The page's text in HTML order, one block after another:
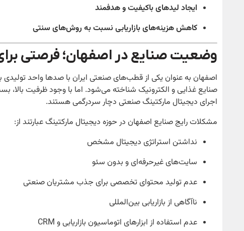
ایجاد لیدهای باکیفیت و هدفمند
کاهش هزینه‌های بازاریابی نسبت به روش‌های سنتی
وضعیت صنایع در اصفهان؛ فرصتی
اصفهان به عنوان یکی از قطب‌های صنعتی ایران با صدها واحد
صنایع غذایی و الکترونیک شناخته می‌شود. اما با وجود ظرفیت بالا،
اجرای دیجیتال مارکتینگ صنعتی دچار سردرگمی هستند.
مشکلات رایج صنایع اصفهان در حوزه دیجیتال مارکتینگ عبارتند از:
نداشتن استراتژی دیجیتال مشخص
سایت‌های غیرحرفه‌ای و بدون سئو
عدم تولید محتوای تخصصی برای جذب مشتریان صنعتی
ناآگاهی از بازاریابی بین‌المللی
عدم استفاده از ابزارهای اتوماسیون بازاریابی و CRM